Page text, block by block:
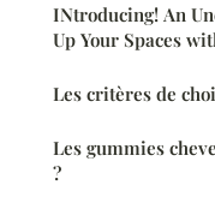
INtroducing! An
Up Your Spaces
Les critères de
Les gummies
?